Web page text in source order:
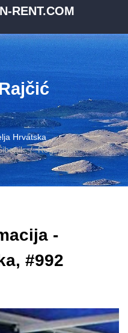
RENT.COM
Hrvatska
Rogoznica
-
#992